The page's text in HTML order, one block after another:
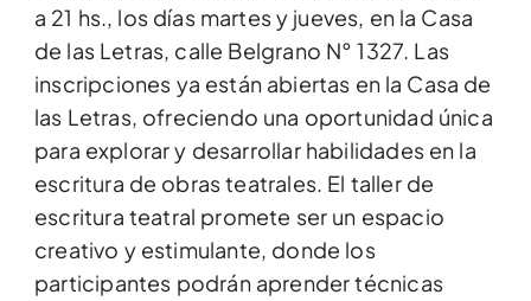
a 21 hs., los días martes y jueves, en la Casa
de las Letras, calle Belgrano N° 1327. Las
inscripciones ya están abiertas en la Casa de
las Letras, ofreciendo una oportunidad única
para explorar y desarrollar habilidades en la
escritura de obras teatrales. El taller de
escritura teatral promete ser un espacio
creativo y estimulante, donde los
participantes podrán aprender técnicas